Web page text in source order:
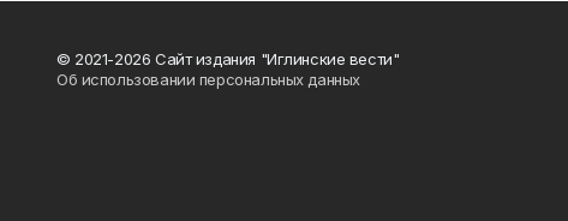
© 2021-2026 Сайт издания "Иглинские вести"
Об использовании персональных данных